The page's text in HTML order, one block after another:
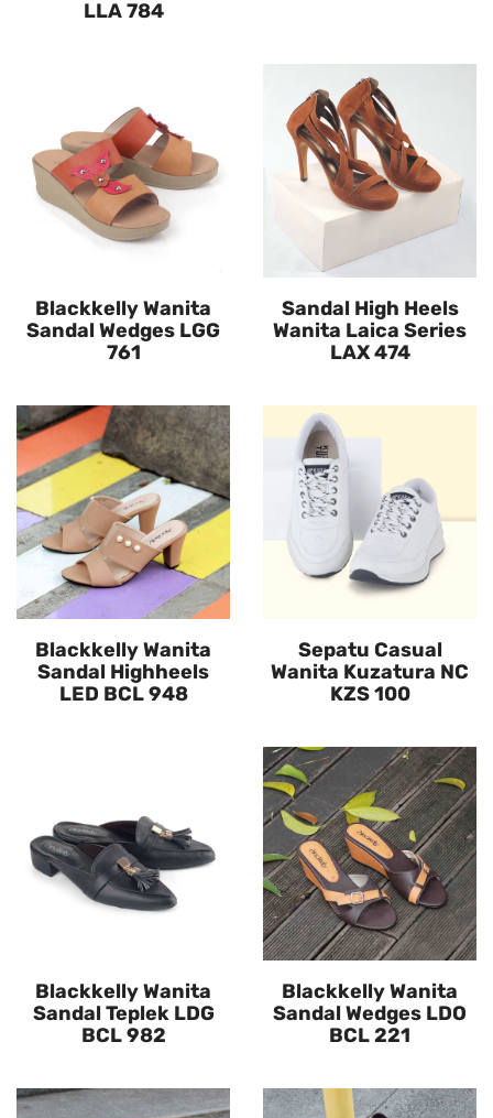
LLA 784
Blackkelly Wanita
Sandal Wedges LGG
761
Sandal High Heels
Wanita Laica Series
LAX 474
Blackkelly Wanita
Sandal Highheels
LED BCL 948
Sepatu Casual
Wanita Kuzatura NC
KZS 100
Blackkelly Wanita
Sandal Teplek LDG
BCL 982
Blackkelly Wanita
Sandal Wedges LDO
BCL 221